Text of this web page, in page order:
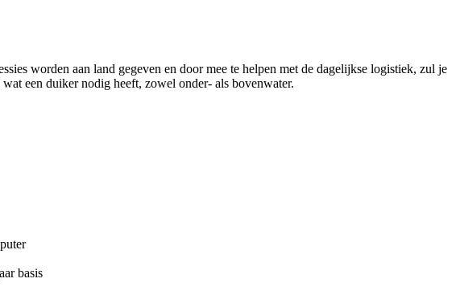
worden aan land gegeven en door mee te helpen met de dagelijkse logistiek, zul je
een duiker nodig heeft, zowel onder- als bovenwater.
basis